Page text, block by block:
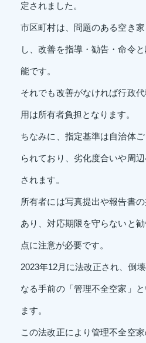
定されました。
市区町村は、問題のある空き
し、改善を指導・勧告・命令
能です。
それでも改善がなければ行政
用は所有者負担となります。
ちなみに、指定基準は自治体
られており、劣化度合いや周
されます。
所有者には写真提出や報告書
あり、対応期限を守らないと
点に注意が必要です。
2023年12月に法改正され、倒
なる手前の「管理不全空家」
ます。
この法改正により管理不全空